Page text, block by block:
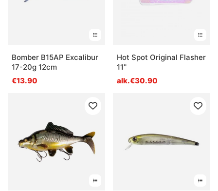
Bomber B15AP Excalibur
17-20g 12cm
€13.90
Hot Spot Original Flasher
11''
alk.€30.90